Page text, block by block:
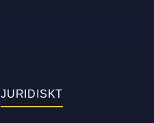
JURIDISKT